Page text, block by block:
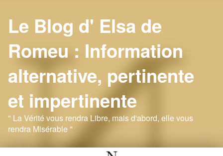
Le Blog d' Elsa de
Romeu : Information
alternative, pertinente
et impertinente
" La Vérité vous rendra Libre, mais d'abord, elle vous
rendra Misérable "